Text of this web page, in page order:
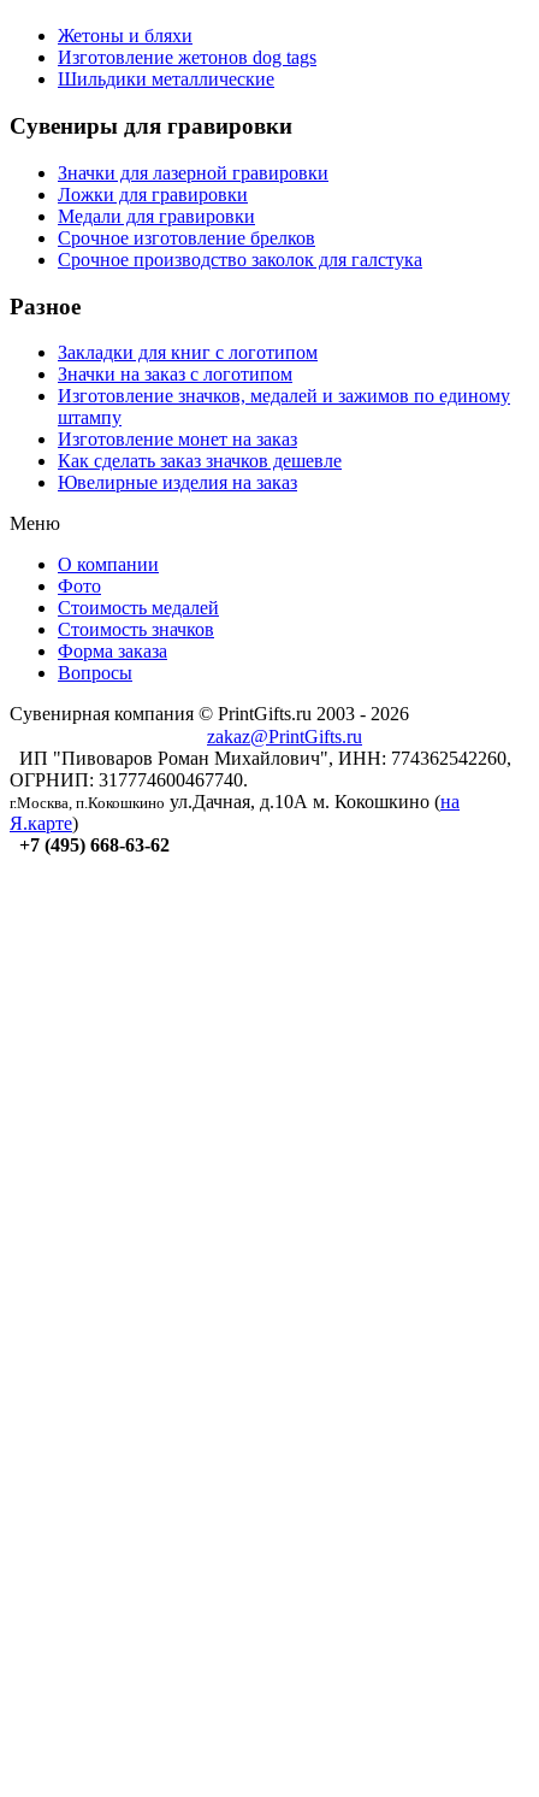
Жетоны и бляхи
Изготовление жетонов dog tags
Шильдики металлические
Сувениры для гравировки
Значки для лазерной гравировки
Ложки для гравировки
Медали для гравировки
Срочное изготовление брелков
Срочное производство заколок для галстука
Разное
Закладки для книг с логотипом
Значки на заказ с логотипом
Изготовление значков, медалей и зажимов по единому
штампу
Изготовление монет на заказ
Как сделать заказ значков дешевле
Ювелирные изделия на заказ
Меню
О компании
Фото
Стоимость медалей
Стоимость значков
Форма заказа
Вопросы
Сувенирная компания © PrintGifts.ru 2003 - 2026
zakaz@PrintGifts.ru
ИП "Пивоваров Роман Михайлович", ИНН: 774362542260,
ОГРНИП: 317774600467740.
г.Москва, п.Кокошкино ул.Дачная, д.10А м. Кокошкино (на
Я.карте)
+7 (495) 668-63-62